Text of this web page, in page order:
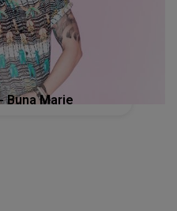
Buna Marie